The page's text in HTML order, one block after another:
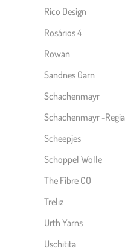
Rico Design
Rosários 4
Rowan
Sandnes Garn
Schachenmayr
Schachenmayr -Regia
Scheepjes
Schoppel Wolle
The Fibre CO
Treliz
Urth Yarns
Uschitita